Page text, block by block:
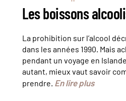
Les boissons
La prohibition sur l’alcool
dans les années 1990. Mais
pendant un voyage en
autant, mieux vaut savoir
prendre. En lire plus